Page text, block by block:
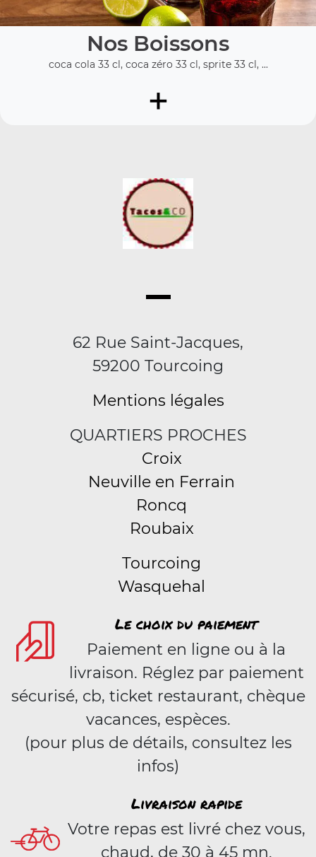
Nos Boissons
coca cola 33 cl, coca zéro 33 cl, sprite 33 cl, ...
+
62 Rue Saint-Jacques,
59200 Tourcoing
Mentions légales
QUARTIERS PROCHES
Croix
Neuville en Ferrain
Roncq
Roubaix
Tourcoing
Wasquehal
Le choix du paiement
Paiement en ligne ou à la
livraison. Réglez par paiement
sécurisé, cb, ticket restaurant, chèque
vacances, espèces.
(pour plus de détails, consultez les
infos)
Livraison rapide
Votre repas est livré chez vous,
chaud, de 30 à 45 mn.